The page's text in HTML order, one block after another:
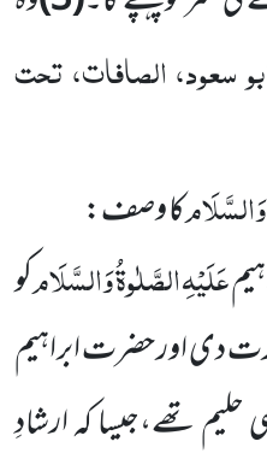
سعود، الصافات، تحت
کا وصف:
عَلَیْہِالصَّلٰوۃُوَالسَّلَامکو
دی اور حضرت ابراہیم
حلیم تھے،جیسا کہ ارشادِ